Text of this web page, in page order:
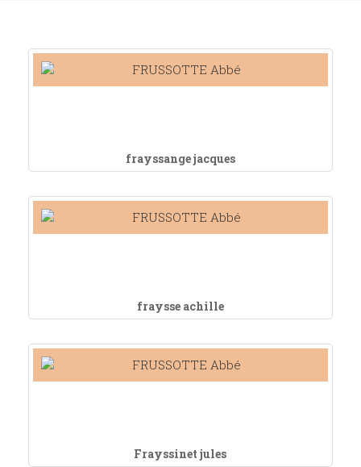
frayssange jacques
fraysse achille
Frayssinet jules